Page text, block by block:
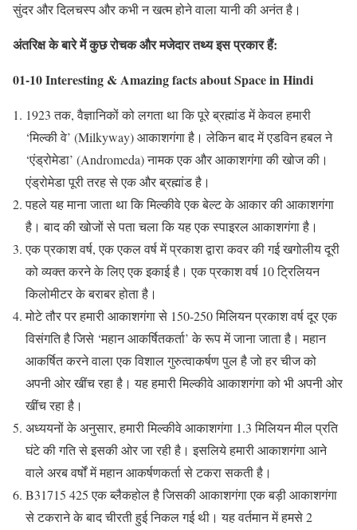
सुंदर और दिलचस्प और कभी न खत्म होने वाला यानी की अनंत है।
अंतरिक्ष के बारे में कुछ रोचक और मजेदार तथ्य इस प्रकार हैं:
01-10 Interesting & Amazing facts about Space in Hindi
1923 तक, वैज्ञानिकों को लगता था कि पूरे ब्रह्मांड में केवल हमारी
‘मिल्की वे’ (Milkyway) आकाशगंगा है। लेकिन बाद में एडविन हबल ने
‘एंड्रोमेडा’ (Andromeda) नामक एक और आकाशगंगा की खोज की।
एंड्रोमेडा पूरी तरह से एक और ब्रह्मांड है।
पहले यह माना जाता था कि मिल्कीवे एक बेल्ट के आकार की आकाशगंगा
है। बाद की खोजों से पता चला कि यह एक स्पाइरल आकाशगंगा है।
एक प्रकाश वर्ष, एक एकल वर्ष में प्रकाश द्वारा कवर की गई खगोलीय दूरी
को व्यक्त करने के लिए एक इकाई है। एक प्रकाश वर्ष 10 ट्रिलियन
किलोमीटर के बराबर होता है।
मोटे तौर पर हमारी आकाशगंगा से 150-250 मिलियन प्रकाश वर्ष दूर एक
विसंगति है जिसे ‘महान आकर्षितकर्ता’ के रूप में जाना जाता है। महान
आकर्षित करने वाला एक विशाल गुरुत्वाकर्षण पुल है जो हर चीज को
अपनी ओर खींच रहा है। यह हमारी मिल्कीवे आकाशगंगा को भी अपनी ओर
खींच रहा है।
अध्ययनों के अनुसार, हमारी मिल्कीवे आकाशगंगा 1.3 मिलियन मील प्रति
घंटे की गति से इसकी ओर जा रही है। इसलिये हमारी आकाशगंगा आने
वाले अरब वर्षों में महान आकर्षणकर्ता से टकरा सकती है।
B31715 425 एक ब्लैकहोल है जिसकी आकाशगंगा एक बड़ी आकाशगंगा
से टकराने के बाद चीरती हुई निकल गई थी। यह वर्तमान में हमसे 2